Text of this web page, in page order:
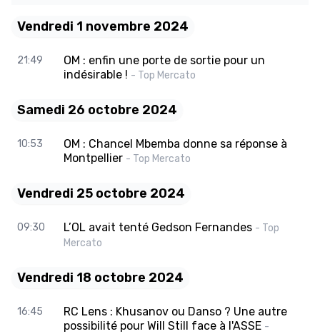
Vendredi 1 novembre 2024
21:49
OM : enfin une porte de sortie pour un
indésirable ! - Top Mercato
Samedi 26 octobre 2024
10:53
OM : Chancel Mbemba donne sa réponse à
Montpellier - Top Mercato
Vendredi 25 octobre 2024
09:30 L’OL avait tenté Gedson Fernandes - Top
Mercato
Vendredi 18 octobre 2024
16:45
RC Lens : Khusanov ou Danso ? Une autre
possibilité pour Will Still face à l'ASSE -